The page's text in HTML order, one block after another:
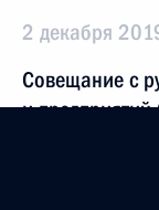
2 декабря
Совещание с
и